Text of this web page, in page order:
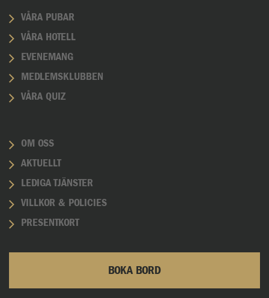
VÅRA PUBAR
VÅRA HOTELL
EVENEMANG
MEDLEMSKLUBBEN
VÅRA QUIZ
OM OSS
AKTUELLT
LEDIGA TJÄNSTER
VILLKOR & POLICIES
PRESENTKORT
BOKA BORD